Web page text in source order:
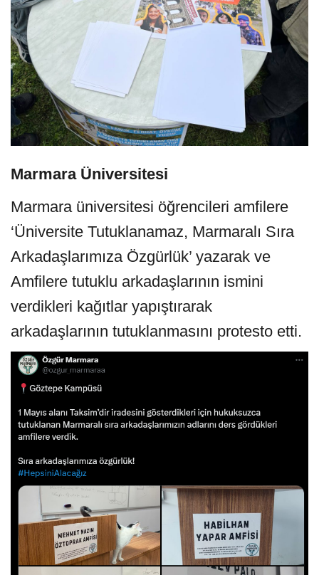
Marmara Üniversitesi
Marmara üniversitesi öğrencileri amfilere
‘Üniversite Tutuklanamaz, Marmaralı Sıra
Arkadaşlarımıza Özgürlük’ yazarak ve
Amfilere tutuklu arkadaşlarının ismini
verdikleri kağıtlar yapıştırarak
arkadaşlarının tutuklanmasını protesto etti.